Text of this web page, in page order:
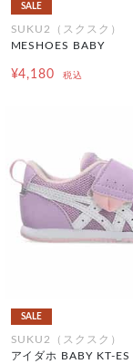
SALE
SUKU2（スクスク）
MESHOES BABY
¥4,180 税込
SALE
SUKU2（スクスク）
アイダホ BABY KT-ES